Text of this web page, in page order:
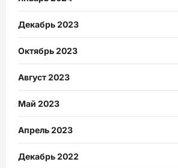
Декабрь 2023
Октябрь 2023
Август 2023
Май 2023
Апрель 2023
Декабрь 2022